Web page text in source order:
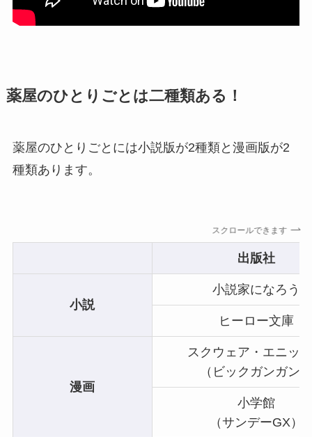
薬屋のひとりごとは二種類ある！
薬屋のひとりごとには小説版が2種類と漫画版が2
種類あります。
スクロールできます
出版社
小説
小説家になろう
ヒーロー文庫
漫画
スクウェア・エニッ
（ビックガンガン）
小学館
（サンデーGX）